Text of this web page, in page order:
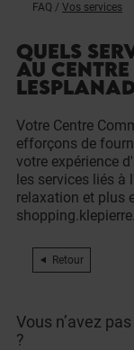
FAQ / Vos services
QUELS
AU
Votre Centre
efforçons de
votre expérience
les services liés à
relaxation et plus
Retour
Vous n’avez
?